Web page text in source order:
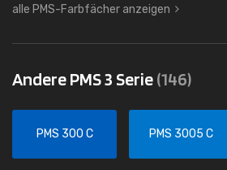
alle PMS-Farbfächer anzeigen
Andere PMS 3 Serie(146)
PMS 300 C PMS 3005 C